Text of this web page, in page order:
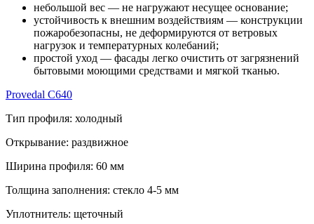
небольшой вес — не нагружают несущее основание;
устойчивость к внешним воздействиям — конструкции
пожаробезопасны, не деформируются от ветровых
нагрузок и температурных колебаний;
простой уход — фасады легко очистить от загрязнений
бытовыми моющими средствами и мягкой тканью.
Provedal C640
Тип профиля: холодный
Открывание: раздвижное
Ширина профиля: 60 мм
Толщина заполнения: стекло 4-5 мм
Уплотнитель: щеточный